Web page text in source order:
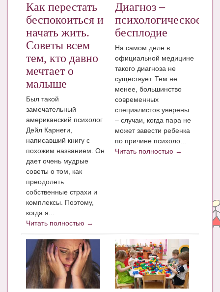
Как перестать
беспокоиться и
начать жить.
Советы всем
тем, кто давно
мечтает о
малыше
Был такой
замечательный
американский психолог
Дейл Карнеги,
написавший книгу с
похожим названием. Он
дает очень мудрые
советы о том, как
преодолеть
собственные страхи и
комплексы. Поэтому,
когда я...
Читать полностью →
Диагноз –
психологическое
бесплодие
На самом деле в
официальной медицине
такого диагноза не
существует. Тем не
менее, большинство
современных
специалистов уверены
– случаи, когда пара не
может завести ребенка
по причине психоло...
Читать полностью →